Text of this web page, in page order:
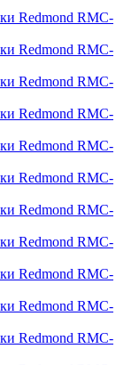
Redmond RMC-
Redmond RMC-
Redmond RMC-
Redmond RMC-
Redmond RMC-
Redmond RMC-
Redmond RMC-
Redmond RMC-
Redmond RMC-
Redmond RMC-
Redmond RMC-